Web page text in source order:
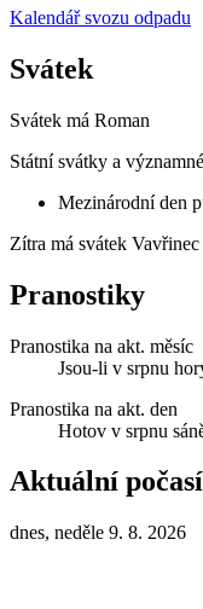
Kalendář svozu odpadu
Svátek
Svátek má Roman
Státní svátky a
Mezinárodní den
Zítra má svátek Vavřinec
Pranostiky
Pranostika na akt. měsíc
Jsou-li v srpnu
Pranostika na akt. den
Hotov v srpnu
Aktuální počasí
dnes, neděle 9. 8. 2026